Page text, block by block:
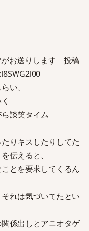
がお送りします 投稿
い、
談笑タイム
りキスしたりしてた
伝えると、
とを要求してくるん
れは気づいてたとい
係出しとアニオタゲ